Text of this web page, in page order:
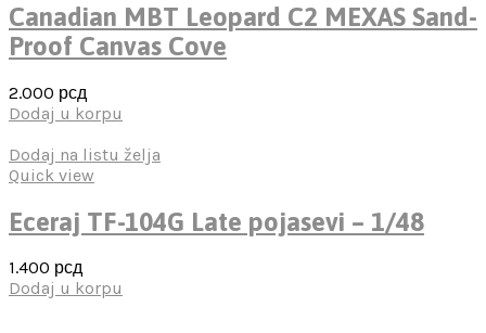
Canadian MBT Leopard C2 MEXAS Sand-
Proof Canvas Cove
2.000 рсд
Dodaj u korpu
Dodaj na listu želja
Quick view
Eceraj TF-104G Late pojasevi – 1/48
1.400 рсд
Dodaj u korpu